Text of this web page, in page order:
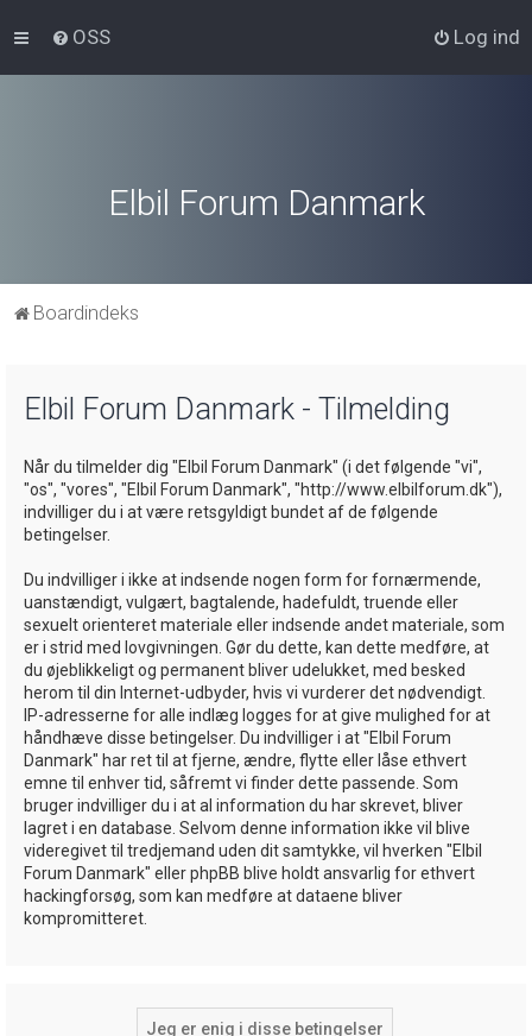
OSS Log ind
Elbil Forum Danmark
Boardindeks
Elbil Forum Danmark - Tilmelding
Når du tilmelder dig "Elbil Forum Danmark" (i det følgende "vi",
"os", "vores", "Elbil Forum Danmark", "http://www.elbilforum.dk"),
indvilliger du i at være retsgyldigt bundet af de følgende
betingelser.
Du indvilliger i ikke at indsende nogen form for fornærmende,
uanstændigt, vulgært, bagtalende, hadefuldt, truende eller
sexuelt orienteret materiale eller indsende andet materiale, som
er i strid med lovgivningen. Gør du dette, kan dette medføre, at
du øjeblikkeligt og permanent bliver udelukket, med besked
herom til din Internet-udbyder, hvis vi vurderer det nødvendigt.
IP-adresserne for alle indlæg logges for at give mulighed for at
håndhæve disse betingelser. Du indvilliger i at "Elbil Forum
Danmark" har ret til at fjerne, ændre, flytte eller låse ethvert
emne til enhver tid, såfremt vi finder dette passende. Som
bruger indvilliger du i at al information du har skrevet, bliver
lagret i en database. Selvom denne information ikke vil blive
videregivet til tredjemand uden dit samtykke, vil hverken "Elbil
Forum Danmark" eller phpBB blive holdt ansvarlig for ethvert
hackingforsøg, som kan medføre at dataene bliver
kompromitteret.